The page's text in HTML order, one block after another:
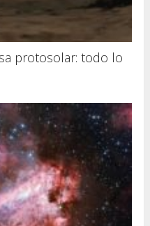
protosolar: todo lo